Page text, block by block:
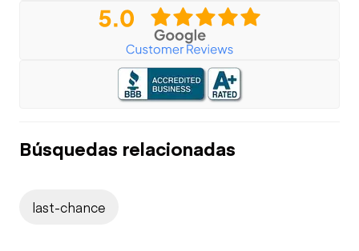
Búsquedas relacionadas
last-chance